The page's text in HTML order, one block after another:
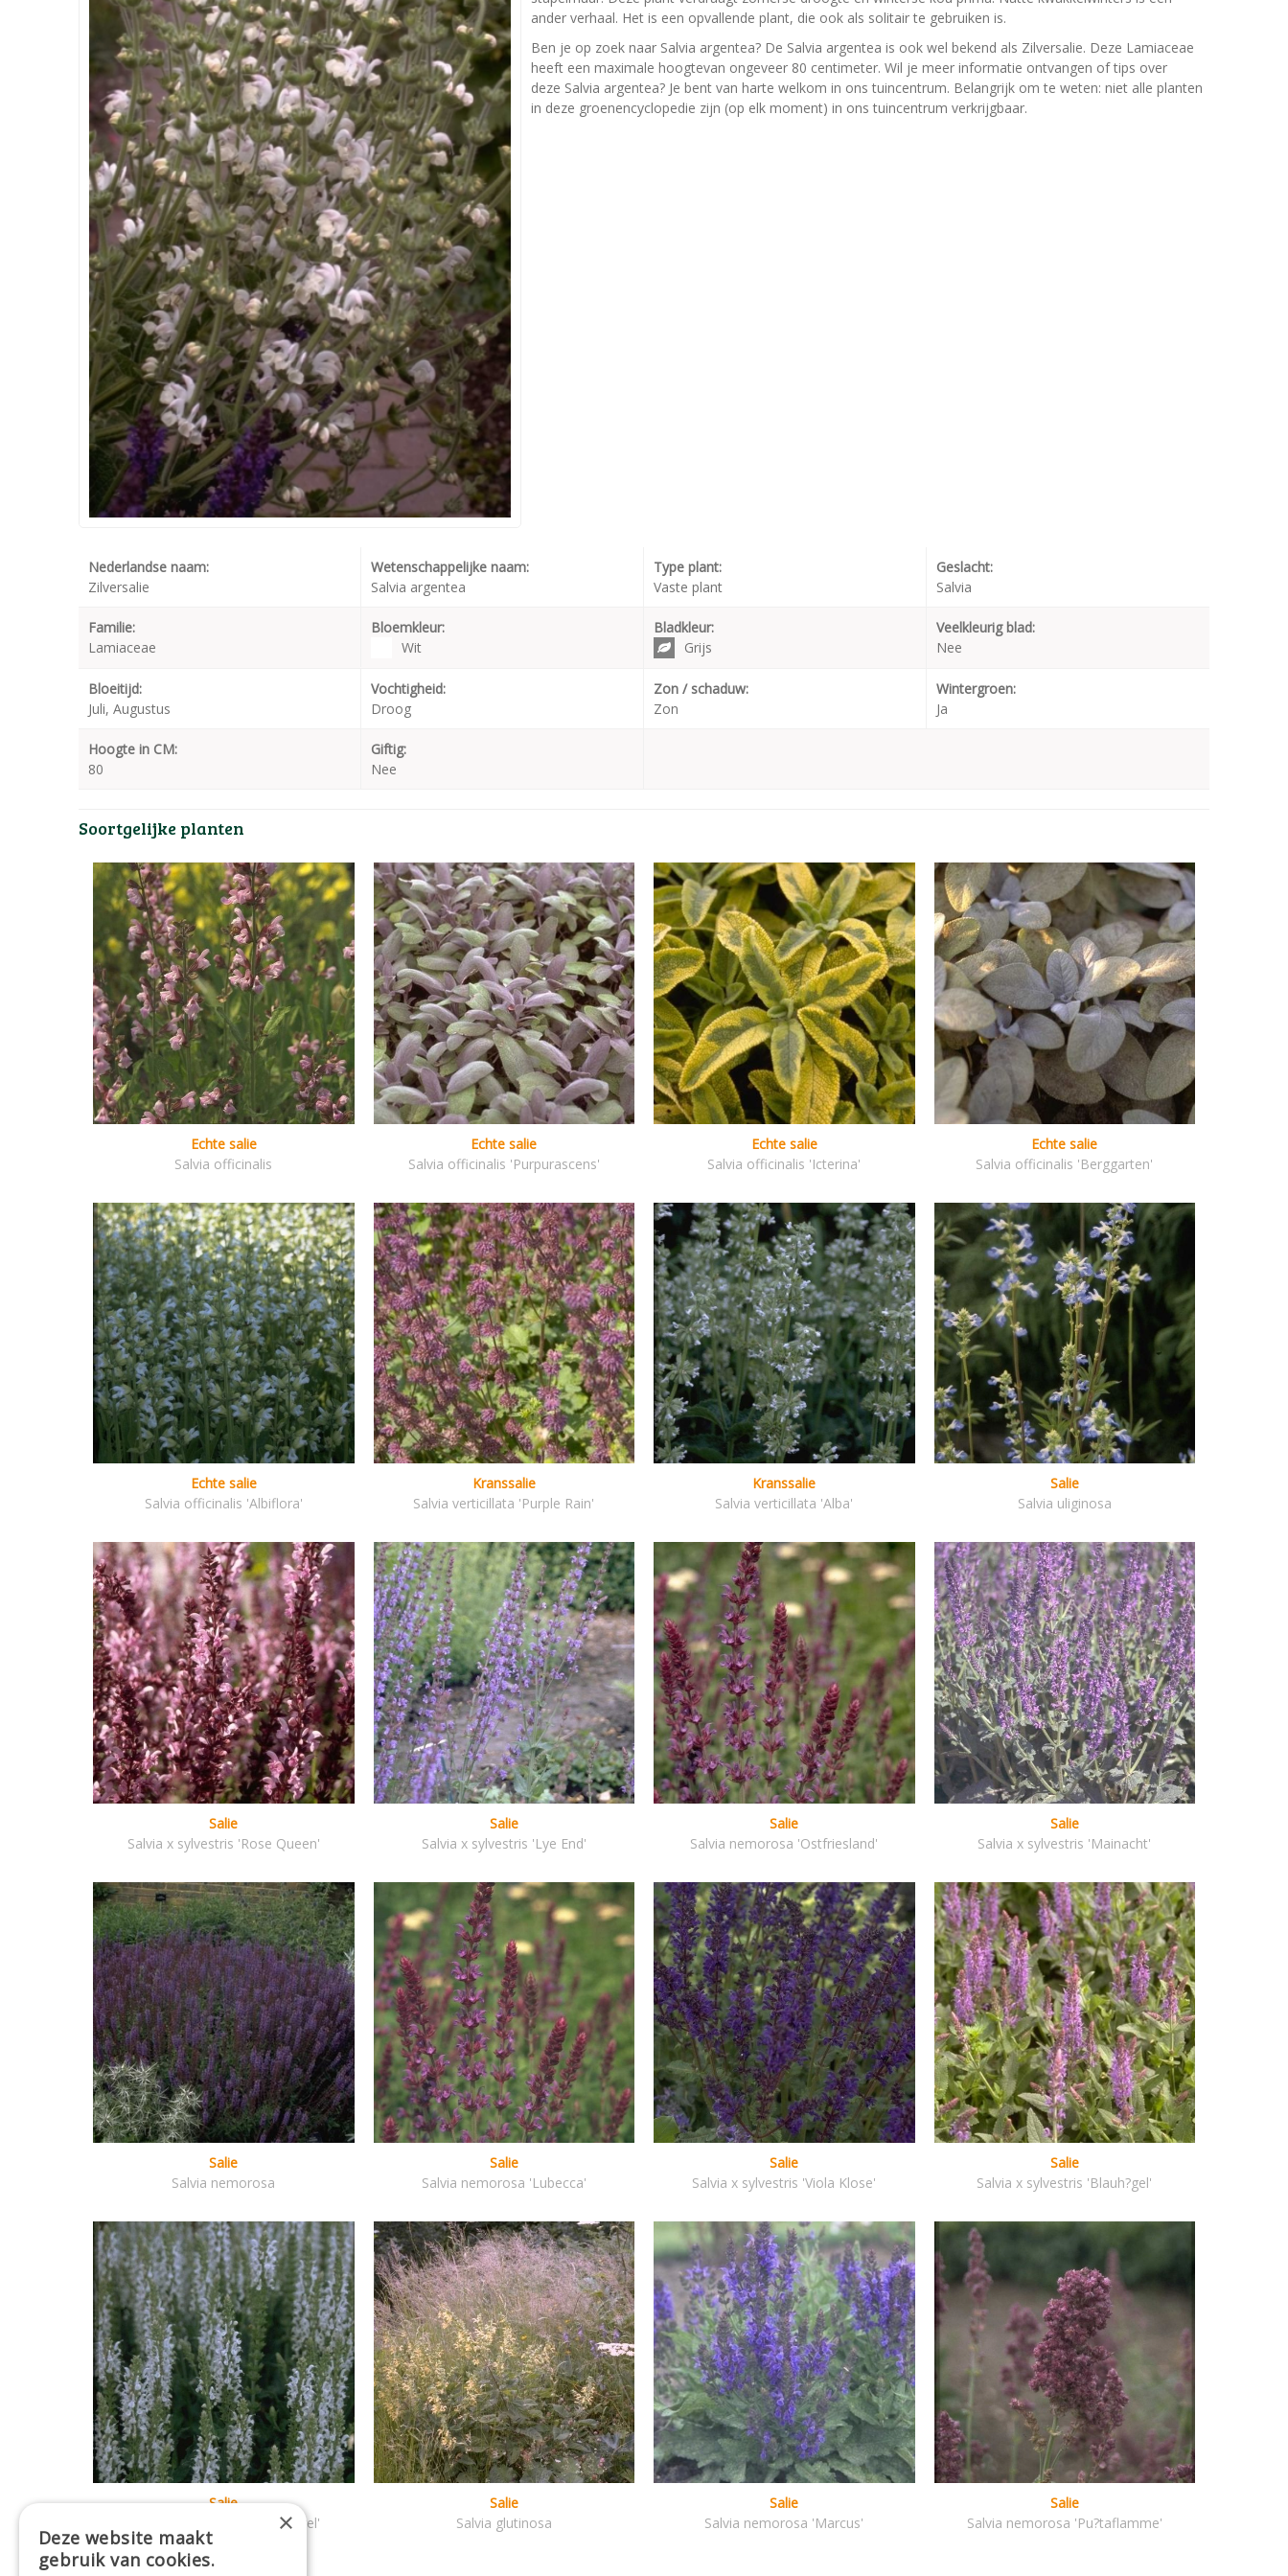
ander verhaal. Het is een opvallende plant, die ook als solitair te gebruiken is.
Ben je op zoek naar Salvia argentea? De Salvia argentea is ook wel bekend als Zilversalie. Deze Lamiaceae
heeft een maximale hoogtevan ongeveer 80 centimeter. Wil je meer informatie ontvangen of tips over
deze Salvia argentea? Je bent van harte welkom in ons tuincentrum. Belangrijk om te weten: niet alle planten
in deze groenencyclopedie zijn (op elk moment) in ons tuincentrum verkrijgbaar.
Nederlandse naam:
Zilversalie
Wetenschappelijke naam:
Salvia argentea
Type plant:
Vaste plant
Geslacht:
Salvia
Familie:
Lamiaceae
Bloemkleur:
Wit
Bladkleur:
Grijs
Veelkleurig blad:
Nee
Bloeitijd:
Juli, Augustus
Vochtigheid:
Droog
Zon / schaduw:
Zon
Wintergroen:
Ja
Hoogte in CM:
80
Giftig:
Nee
Soortgelijke planten
Echte salie
Salvia officinalis
Echte salie
Salvia officinalis 'Purpurascens'
Echte salie
Salvia officinalis 'Icterina'
Echte salie
Salvia officinalis 'Berggarten'
Echte salie
Salvia officinalis 'Albiflora'
Kranssalie
Salvia verticillata 'Purple Rain'
Kranssalie
Salvia verticillata 'Alba'
Salie
Salvia uliginosa
Salie
Salvia x sylvestris 'Rose Queen'
Salie
Salvia x sylvestris 'Lye End'
Salie
Salvia nemorosa 'Ostfriesland'
Salie
Salvia x sylvestris 'Mainacht'
Salie
Salvia nemorosa
Salie
Salvia nemorosa 'Lubecca'
Salie
Salvia x sylvestris 'Viola Klose'
Salie
Salvia x sylvestris 'Blauh?gel'
Salie
Salvia x sylvestris 'Schneeh?gel'
Salie
Salvia glutinosa
Salie
Salvia nemorosa 'Marcus'
Salie
Salvia nemorosa 'Pu?taflamme'
×
Deze website maakt
gebruik van cookies.